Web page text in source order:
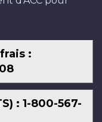
:
: 1-800-567-